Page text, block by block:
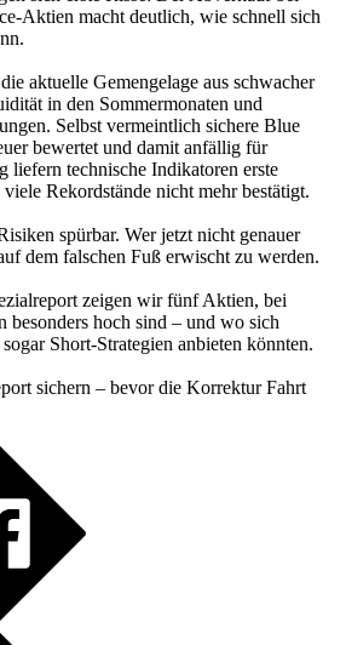
Aktien macht deutlich, wie schnell sich
aktuelle Gemengelage aus schwacher
in den Sommermonaten und
Selbst vermeintlich sichere Blue
bewertet und damit anfällig für
liefern technische Indikatoren erste
Rekordstände nicht mehr bestätigt.
spürbar. Wer jetzt nicht genauer
dem falschen Fuß erwischt zu werden.
zeigen wir fünf Aktien, bei
besonders hoch sind – und wo sich
Short-Strategien anbieten könnten.
sichern – bevor die Korrektur Fahrt